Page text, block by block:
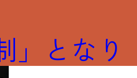
」となり